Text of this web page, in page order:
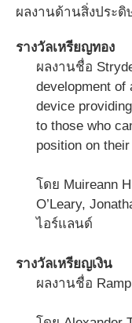
ผลงานด้านสิ่งประดิ
รางวัลเหรียญทอง
ผลงานชื่อ
development of
device
to those who
position on
โดย Muireann
O’Leary,
ไอร์แลนด์
รางวัลเหรียญเงิน
ผลงานชื่อ